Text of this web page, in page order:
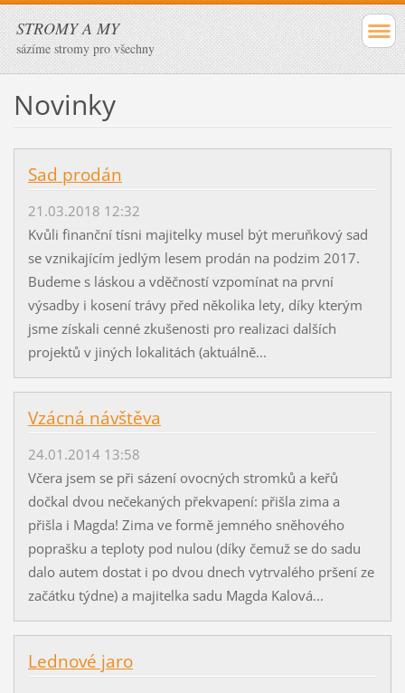
STROMY A MY
sázíme stromy pro všechny
Novinky
Sad prodán
21.03.2018 12:32
Kvůli finanční tísni majitelky musel být meruňkový sad
se vznikajícím jedlým lesem prodán na podzim 2017.
Budeme s láskou a vděčností vzpomínat na první
výsadby i kosení trávy před několika lety, díky kterým
jsme získali cenné zkušenosti pro realizaci dalších
projektů v jiných lokalitách (aktuálně...
Vzácná návštěva
24.01.2014 13:58
Včera jsem se při sázení ovocných stromků a keřů
dočkal dvou nečekaných překvapení: přišla zima a
přišla i Magda! Zima ve formě jemného sněhového
poprašku a teploty pod nulou (díky čemuž se do sadu
dalo autem dostat i po dvou dnech vytrvalého pršení ze
začátku týdne) a majitelka sadu Magda Kalová...
Lednové jaro